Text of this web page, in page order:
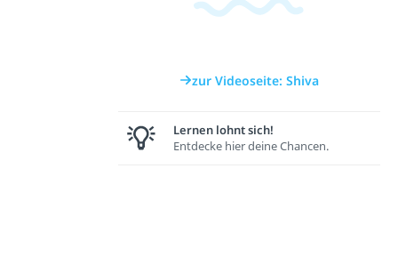
zur Videoseite: Shiva
Lernen lohnt sich!
Entdecke hier deine Chancen.